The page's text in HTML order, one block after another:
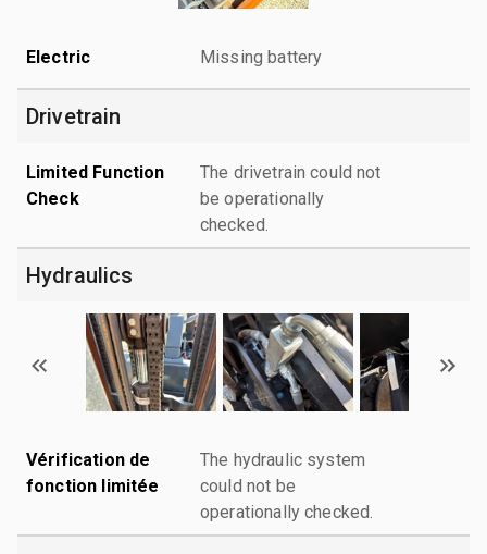
Electric Missing battery
Drivetrain
Limited Function
Check
The drivetrain could not
be operationally
checked.
Hydraulics
Vérification de
fonction limitée
The hydraulic system
could not be
operationally checked.